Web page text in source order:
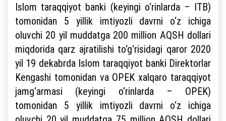
Islom taraqqiyot banki (keyingi o‘rinlarda – ITB)
tomonidan 5 yillik imtiyozli davrni o‘z ichiga
oluvchi 20 yil muddatga 200 million AQSH dollari
miqdorida qarz ajratilishi to‘g‘risidagi qaror 2020
yil 19 dekabrda Islom taraqqiyot banki Direktorlar
Kengashi tomonidan va OPEK xalqaro taraqqiyot
jamg‘armasi (keyingi o‘rinlarda – OPEK)
tomonidan 5 yillik imtiyozli davrni o‘z ichiga